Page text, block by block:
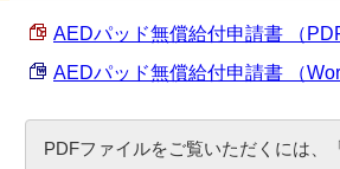
AEDパッド無償給付申請書 （
AEDパッド無償給付申請書 （
PDFファイルをご覧いただくには、